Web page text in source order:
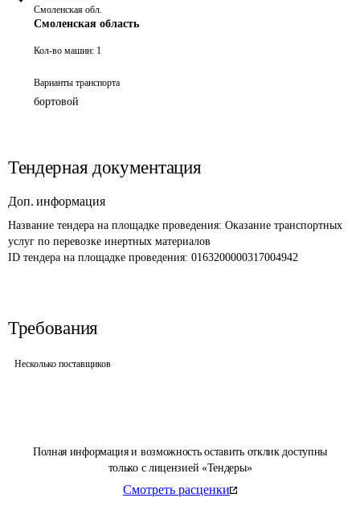
Полная информация и возможность оставить отклик доступны
только с лицензией «Тендеры»
Смотреть расценки
Смоленская обл.
Смоленская область
Кол-во машин: 1
Варианты транспорта
бортовой
Тендерная документация
Доп. информация
Название тендера на площадке проведения: Оказание транспортных
услуг по перевозке инертных материалов
ID тендера на площадке проведения: 0163200000317004942
Требования
Несколько поставщиков